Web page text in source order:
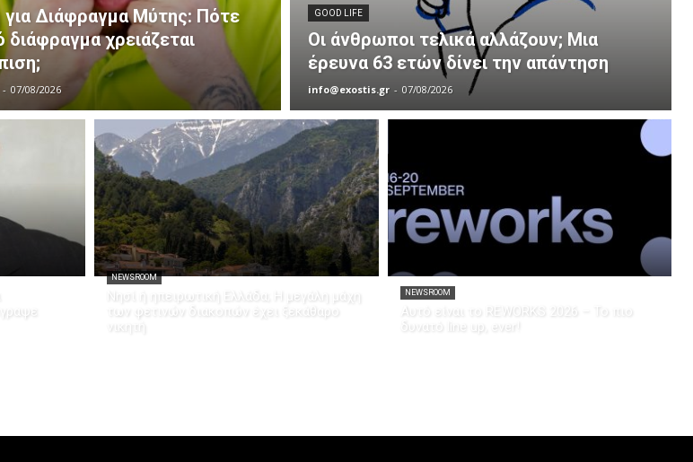
Διάφραγμα Μύτης: Πότε
χρειάζεται
- 07/08/2026
GOOD LIFE
Οι άνθρωποι τελικά αλλάζουν; Μια
έρευνα 63 ετών δίνει την απάντηση
info@exostis.gr - 07/08/2026
NEWSROOM
Νησί ή ηπειρωτική Ελλάδα; Η μεγάλη μάχη
των φετινών διακοπών έχει ξεκάθαρο
νικητή
NEWSROOM
Αυτό είναι το REWORKS 2026 – Το πιο
δυνατό line up, ever!